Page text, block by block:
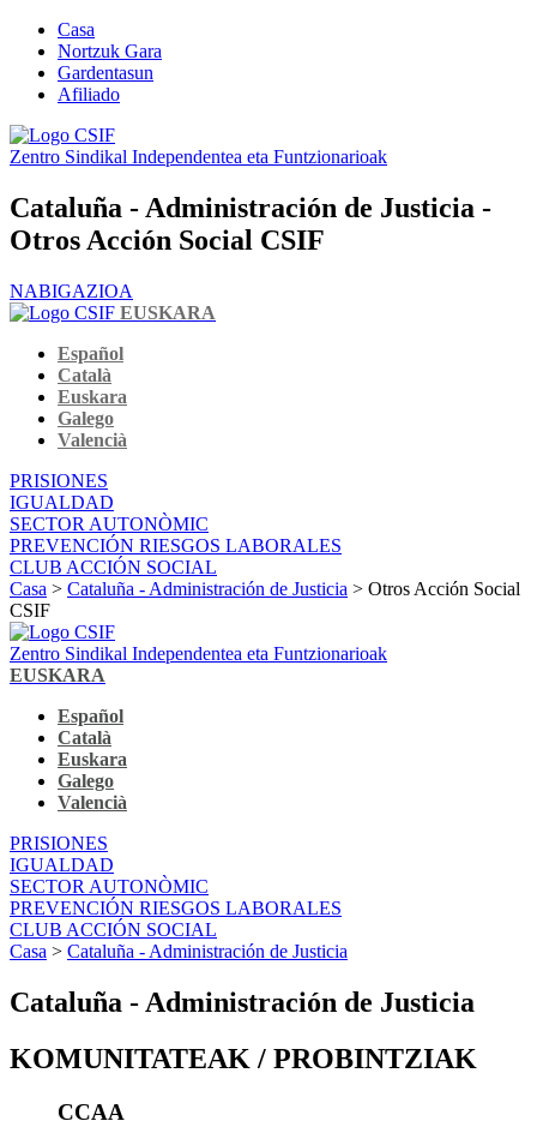
Casa
Nortzuk Gara
Gardentasun
Afiliado
Zentro Sindikal Independentea eta Funtzionarioak
Cataluña - Administración de Justicia -
Otros Acción Social CSIF
NABIGAZIOA
EUSKARA
Español
Català
Euskara
Galego
Valencià
PRISIONES
IGUALDAD
SECTOR AUTONÒMIC
PREVENCIÓN RIESGOS LABORALES
CLUB ACCIÓN SOCIAL
Casa > Cataluña - Administración de Justicia > Otros Acción Social
CSIF
Zentro Sindikal Independentea eta Funtzionarioak
EUSKARA
Español
Català
Euskara
Galego
Valencià
PRISIONES
IGUALDAD
SECTOR AUTONÒMIC
PREVENCIÓN RIESGOS LABORALES
CLUB ACCIÓN SOCIAL
Casa > Cataluña - Administración de Justicia
Cataluña - Administración de Justicia
KOMUNITATEAK / PROBINTZIAK
CCAA